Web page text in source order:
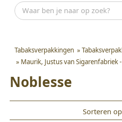
Tabaksverpakkingen »
» Maurik, Justus van Sigarenfabriek
Noblesse
Sorteren op